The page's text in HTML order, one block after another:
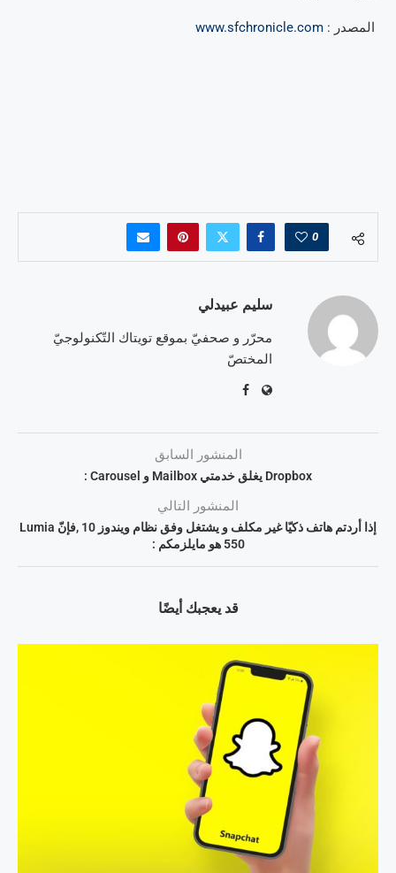
المصدر : www.sfchronicle.com
0
سليم عبيدلي
محرّر و صحفيّ بموقع تويتاك التّكنولوجيّ
المختصّ
المنشور السابق
Dropbox يغلق خدمتي Mailbox و Carousel :
المنشور التالي
إذا أردتم هاتف ذكيّا غير مكلف و يشتغل وفق نظام ويندوز 10 ,فإنّ Lumia
550 هو مايلزمكم :
قد يعجبك أيضًا